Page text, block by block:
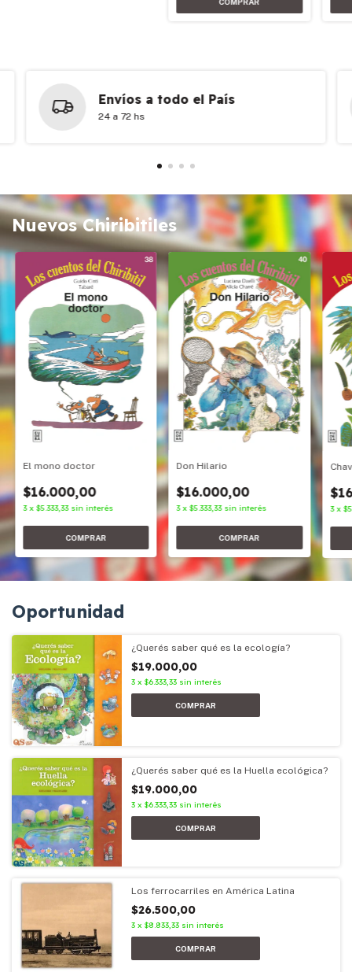
Envíos a todo el País
24 a 72 hs
Nuevos Chiribitiles
El mono doctor
$16.000,00
3 x $5.333,33 sin interés
Don Hilario
$16.000,00
3 x$5.333,33 sin interés 3 x
Oportunidad
¿Querés saber qué es la ecología?
$19.000,00
3 x $6.333,33 sin interés
¿Querés saber qué es la Huella ecológica?
$19.000,00
3 x $6.333,33 sin interés
Los ferrocarriles en América Latina
$26.500,00
3 x $8.833,33 sin interés